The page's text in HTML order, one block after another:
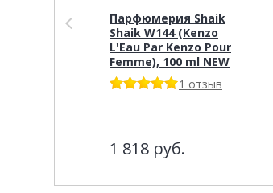
Парфюмерия Shaik
Shaik W144 (Kenzo
L'Eau Par Kenzo Pour
Femme), 100 ml NEW
1 отзыв
1 818 руб.